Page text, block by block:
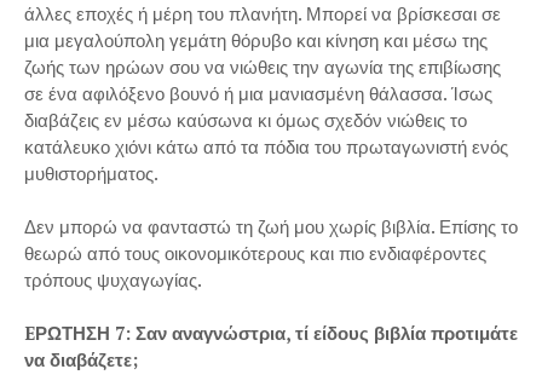
άλλες εποχές ή μέρη του πλανήτη. Μπορεί να βρίσκεσαι σε
μια μεγαλούπολη γεμάτη θόρυβο και κίνηση και μέσω της
ζωής των ηρώων σου να νιώθεις την αγωνία της επιβίωσης
σε ένα αφιλόξενο βουνό ή μια μανιασμένη θάλασσα. Ίσως
διαβάζεις εν μέσω καύσωνα κι όμως σχεδόν νιώθεις το
κατάλευκο χιόνι κάτω από τα πόδια του πρωταγωνιστή ενός
μυθιστορήματος.
Δεν μπορώ να φανταστώ τη ζωή μου χωρίς βιβλία. Επίσης το
θεωρώ από τους οικονομικότερους και πιο ενδιαφέροντες
τρόπους ψυχαγωγίας.
EΡΩΤΗΣΗ 7: Σαν αναγνώστρια, τί είδους βιβλία προτιμάτε
να διαβάζετε;